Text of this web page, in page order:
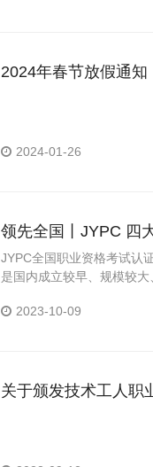
2024年春节放假通知
2024-01-26
领先全国丨JYPC 四
JYPC全国职业资格考试认
是国内成立较早、规模较
2023-10-09
关于颁发技术工人职